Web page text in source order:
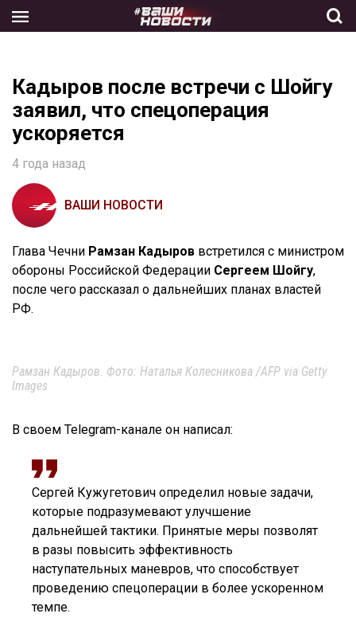
the
Кадыров после встречи с Шойгу
заявил, что спецоперация
ускоряется
4 года назад
ВАШИ НОВОСТИ
Глава Чечни Рамзан Кадыров встретился с министром
обороны Российской Федерации Сергеем Шойгу,
после чего рассказал о дальнейших планах властей
РФ.
Рамзан Кадыров. Фото: Наталья Колесникова /AFP via Getty
Images
В своем Telegram-канале он написал:
Сергей Кужугетович определил новые задачи,
которые подразумевают улучшение
дальнейшей тактики. Принятые меры позволят
в разы повысить эффективность
наступательных маневров, что способствует
проведению спецоперации в более ускоренном
темпе.